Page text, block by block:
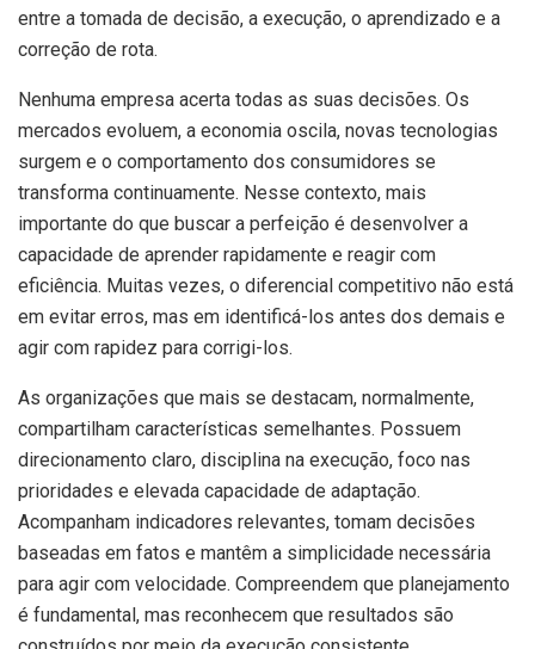
entre a tomada de decisão, a execução, o aprendizado e a
correção de rota.
Nenhuma empresa acerta todas as suas decisões. Os
mercados evoluem, a economia oscila, novas tecnologias
surgem e o comportamento dos consumidores se
transforma continuamente. Nesse contexto, mais
importante do que buscar a perfeição é desenvolver a
capacidade de aprender rapidamente e reagir com
eficiência. Muitas vezes, o diferencial competitivo não está
em evitar erros, mas em identificá-los antes dos demais e
agir com rapidez para corrigi-los.
As organizações que mais se destacam, normalmente,
compartilham características semelhantes. Possuem
direcionamento claro, disciplina na execução, foco nas
prioridades e elevada capacidade de adaptação.
Acompanham indicadores relevantes, tomam decisões
baseadas em fatos e mantêm a simplicidade necessária
para agir com velocidade. Compreendem que planejamento
é fundamental, mas reconhecem que resultados são